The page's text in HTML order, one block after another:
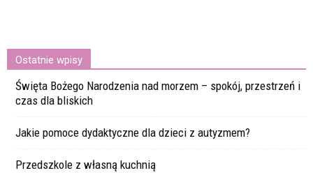
Ostatnie wpisy
Święta Bożego Narodzenia nad morzem – spokój, przestrzeń i
czas dla bliskich
Jakie pomoce dydaktyczne dla dzieci z autyzmem?
Przedszkole z własną kuchnią